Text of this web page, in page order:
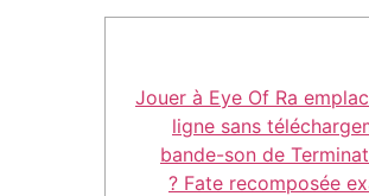
Jouer à Eye Of Ra
ligne sans
bande-son de
Fate recomposée